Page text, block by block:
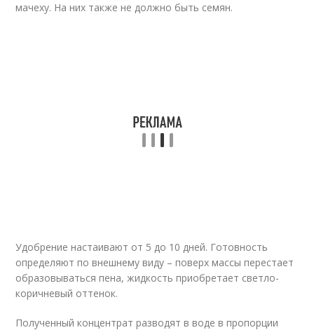
мачеху. На них также не должно быть семян.
Удобрение настаивают от 5 до 10 дней. Готовность
определяют по внешнему виду – поверх массы перестает
образовываться пена, жидкость приобретает светло-
коричневый оттенок.
Полученный концентрат разводят в воде в пропорции